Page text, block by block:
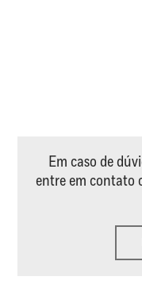
Em caso de
entre em contato